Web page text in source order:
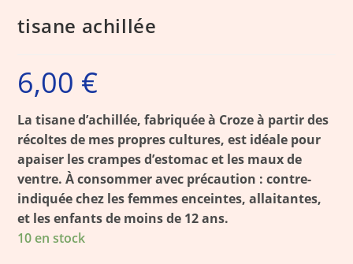
tisane achillée
6,00 €
La tisane d’achillée, fabriquée à Croze à partir des
récoltes de mes propres cultures, est idéale pour
apaiser les crampes d’estomac et les maux de
ventre. À consommer avec précaution : contre-
indiquée chez les femmes enceintes, allaitantes,
et les enfants de moins de 12 ans.
10 en stock